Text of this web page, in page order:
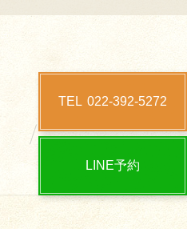
TEL 022-392-5272
LINE予約